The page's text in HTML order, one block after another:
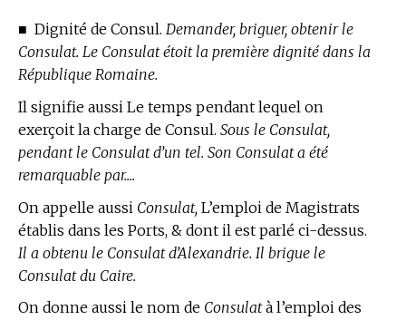
■ Dignité de Consul. Demander, briguer, obtenir le
Consulat. Le Consulat étoit la première dignité dans la
République Romaine.
Il signifie aussi Le temps pendant lequel on
exerçoit la charge de Consul. Sous le Consulat,
pendant le Consulat d’un tel. Son Consulat a été
remarquable par....
On appelle aussi Consulat, L’emploi de Magistrats
établis dans les Ports, & dont il est parlé ci-dessus.
Il a obtenu le Consulat d’Alexandrie. Il brigue le
Consulat du Caire.
On donne aussi le nom de Consulatà l’emploi des